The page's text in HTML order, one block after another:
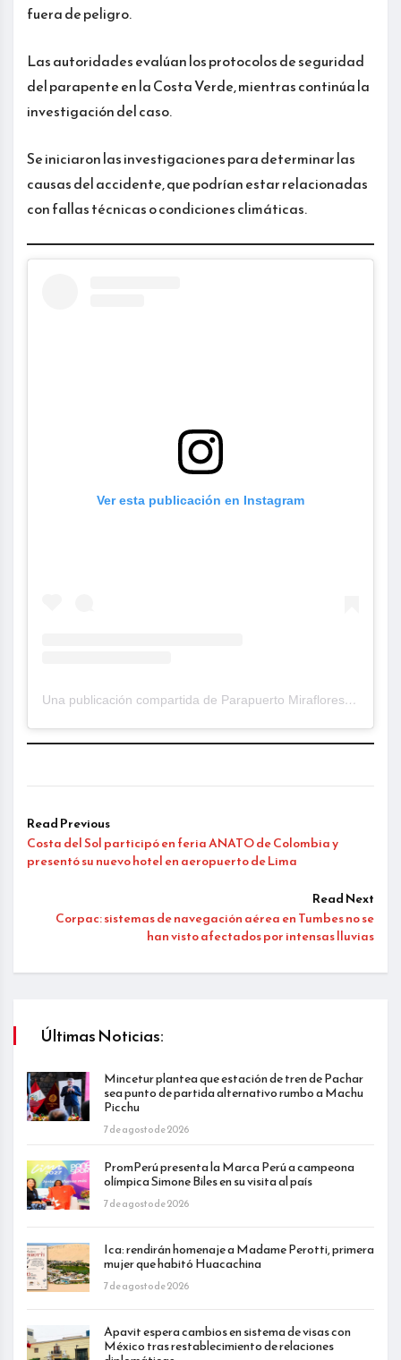
fuera de peligro.
Las autoridades evalúan los protocolos de seguridad
del parapente en la Costa Verde, mientras continúa la
investigación del caso.
Se iniciaron las investigaciones para determinar las
causas del accidente, que podrían estar relacionadas
con fallas técnicas o condiciones climáticas.
Ver esta publicación en Instagram
Una publicación compartida de Parapuerto Miraflores – APTA (@apta.pe)
Read Previous
Costa del Sol participó en feria ANATO de Colombia y
presentó su nuevo hotel en aeropuerto de Lima
Read Next
Corpac: sistemas de navegación aérea en Tumbes no se
han visto afectados por intensas lluvias
Últimas Noticias:
Mincetur plantea que estación de tren de Pachar
sea punto de partida alternativo rumbo a Machu
Picchu
7 de agosto de 2026
PromPerú presenta la Marca Perú a campeona
olímpica Simone Biles en su visita al país
7 de agosto de 2026
Ica: rendirán homenaje a Madame Perotti, primera
mujer que habitó Huacachina
7 de agosto de 2026
Apavit espera cambios en sistema de visas con
México tras restablecimiento de relaciones